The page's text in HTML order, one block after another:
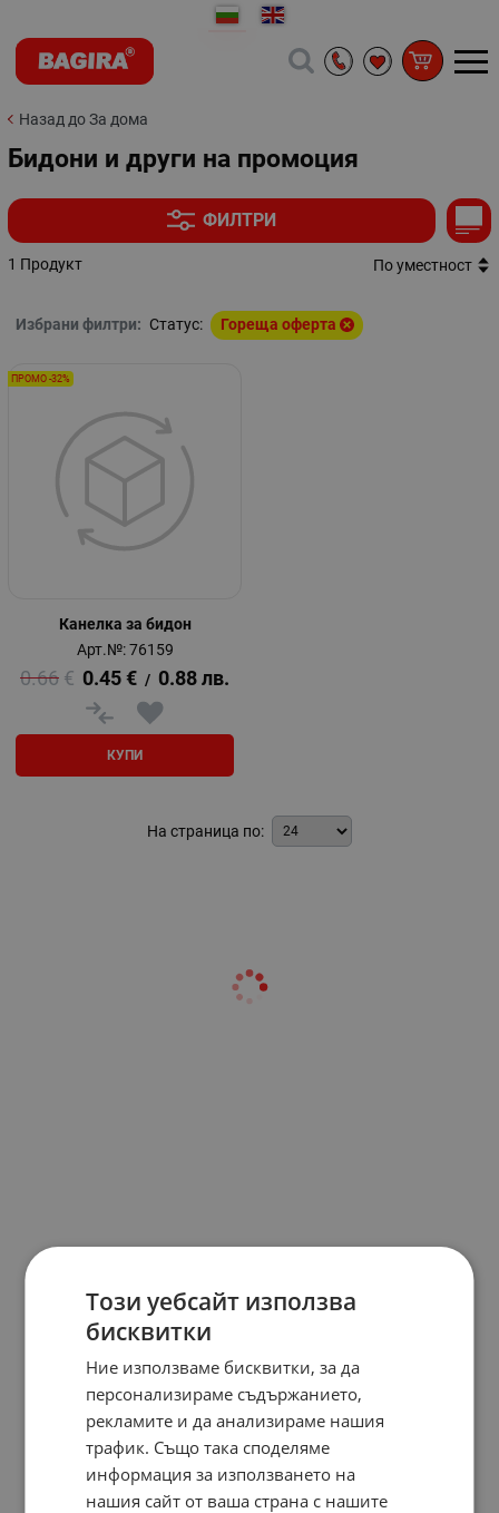
Назад до За дома
Бидони и други на промоция
ФИЛТРИ
1 Продукт По уместност
Избрани филтри: Статус: Гореща оферта
Канелка за бидон
Арт.№: 76159
0.66 € 0.45 € / 0.88 лв.
КУПИ
ПРОМО -32%
На страница по:
Този уебсайт използва
бисквитки
Ние използваме бисквитки, за да
персонализираме съдържанието,
рекламите и да анализираме нашия
трафик. Също така споделяме
информация за използването на
нашия сайт от ваша страна с нашите